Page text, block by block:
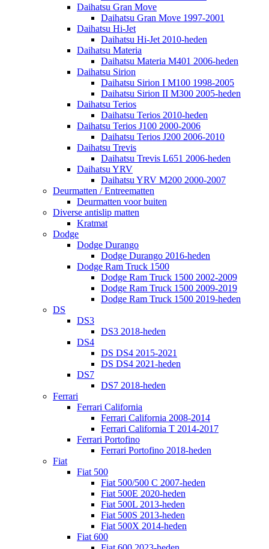
Daihatsu Gran Move
Daihatsu Gran Move 1997-2001
Daihatsu Hi-Jet
Daihatsu Hi-Jet 2010-heden
Daihatsu Materia
Daihatsu Materia M401 2006-heden
Daihatsu Sirion
Daihatsu Sirion I M100 1998-2005
Daihatsu Sirion II M300 2005-heden
Daihatsu Terios
Daihatsu Terios 2010-heden
Daihatsu Terios J100 2000-2006
Daihatsu Terios J200 2006-2010
Daihatsu Trevis
Daihatsu Trevis L651 2006-heden
Daihatsu YRV
Daihatsu YRV M200 2000-2007
Deurmatten / Entreematten
Deurmatten voor buiten
Diverse antislip matten
Kratmat
Dodge
Dodge Durango
Dodge Durango 2016-heden
Dodge Ram Truck 1500
Dodge Ram Truck 1500 2002-2009
Dodge Ram Truck 1500 2009-2019
Dodge Ram Truck 1500 2019-heden
DS
DS3
DS3 2018-heden
DS4
DS DS4 2015-2021
DS DS4 2021-heden
DS7
DS7 2018-heden
Ferrari
Ferrari California
Ferrari California 2008-2014
Ferrari California T 2014-2017
Ferrari Portofino
Ferrari Portofino 2018-heden
Fiat
Fiat 500
Fiat 500/500 C 2007-heden
Fiat 500E 2020-heden
Fiat 500L 2013-heden
Fiat 500S 2013-heden
Fiat 500X 2014-heden
Fiat 600